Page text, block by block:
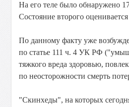
На его теле было обнаружено
Состояние второго
По данному факту уже
по статье 111 ч. 4 УК РФ
тяжкого вреда здоровью,
по неосторожности смерть
"Скинхеды", на которых